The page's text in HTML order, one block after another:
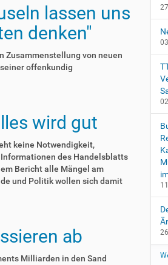
lassen uns
denken"
Zusammenstellung von neuen
offenkundig
wird gut
keine Notwendigkeit,
des Handelsblatts
Bericht alle Mängel am
und Politik wollen sich damit
ab
Milliarden in den Sand